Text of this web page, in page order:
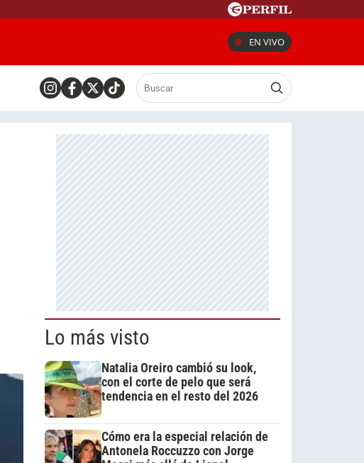
EN VIVO
Lo más visto
Natalia Oreiro cambió su look,
con el corte de pelo que será
tendencia en el resto del 2026
Cómo era la especial relación de
Antonela Roccuzzo con Jorge